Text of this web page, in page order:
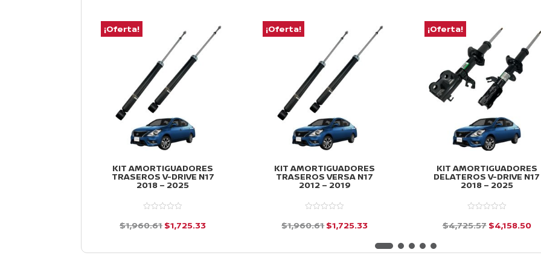
¡Oferta!
KIT AMORTIGUADORES
TRASEROS V-DRIVE N17
2018 – 2025
$1,960.61 El
original
$1,725.33El
actual
¡Oferta!
KIT AMORTIGUADORES
TRASEROS VERSA N17
2012 – 2019
$1,960.61El
original
$1,725.33El
precio
actual
¡Oferta!
KIT AMORTIGUADORES
DELATEROS V-DRIVE N17
2018 – 2025
$4,725.57 El
original
$4,158.50El